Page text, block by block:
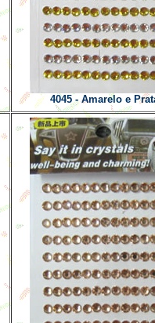
4045 - Amarelo e